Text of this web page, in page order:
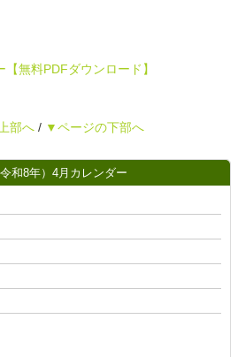
無料PDFダウンロード】
部へ / ▼ページの下部へ
和8年）4月カレンダー